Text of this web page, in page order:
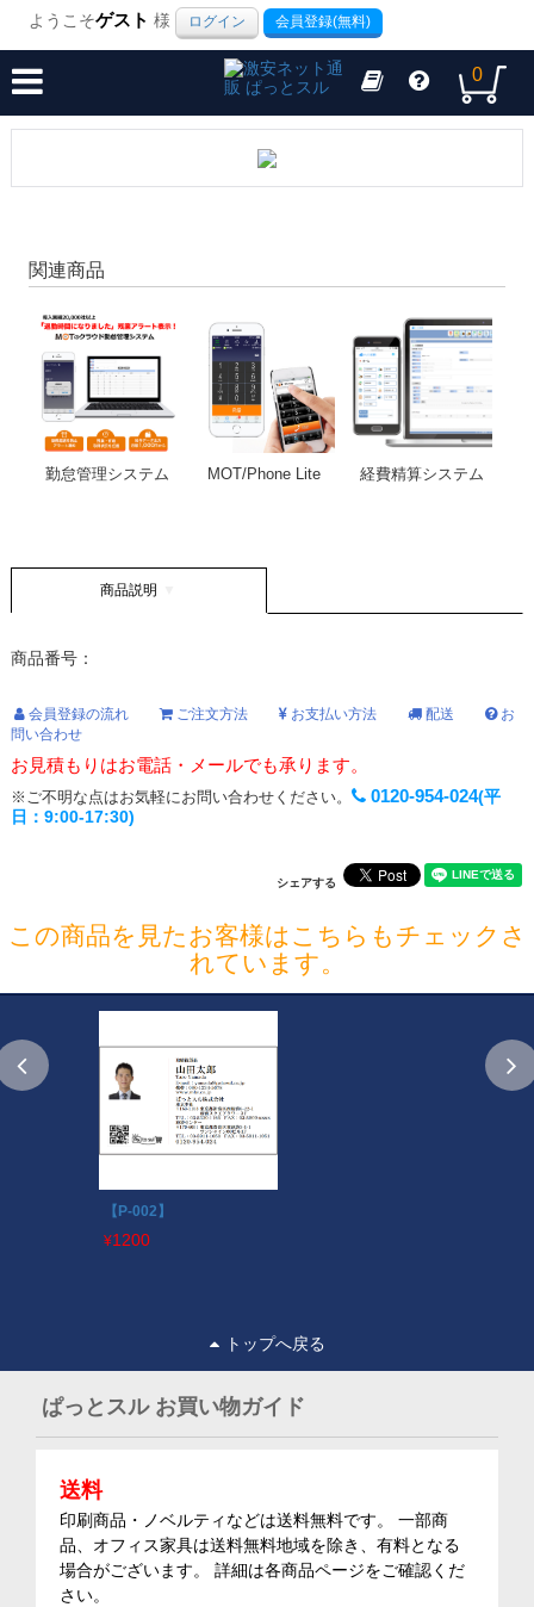
ようこそゲスト 様 ログイン 会員登録(無料)
0
関連商品
勤怠管理システム MOT/Phone Lite 経費精算システム
商品説明
商品番号：
会員登録の流れ ご注文方法 お支払い方法 配送
お
問い合わせ
お見積もりはお電話・メールでも承ります。
※ご不明な点はお気軽にお問い合わせください。 0120-954-024(平
日：9:00-17:30)
シェアする
この商品を見たお客様はこちらもチェックさ
れています。
【P-002】
¥1200
トップへ戻る
ぱっとスル お買い物ガイド
送料
印刷商品・ノベルティなどは送料無料です。 一部商
品、オフィス家具は送料無料地域を除き、有料となる
場合がございます。 詳細は各商品ページをご確認くだ
さい。